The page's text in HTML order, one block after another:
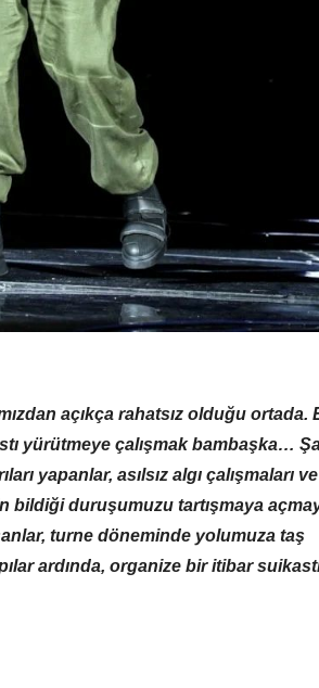
açıkça rahatsız olduğu ortada.
yürütmeye çalışmak bambaşka…
yapanlar, asılsız algı çalışmaları ve
bildiği duruşumuzu tartışmaya
turne döneminde yolumuza taş
ardında, organize bir itibar